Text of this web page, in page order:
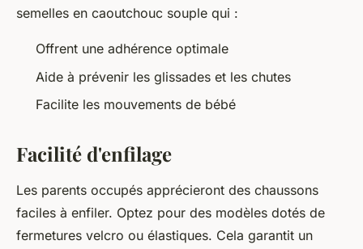
semelles en caoutchouc souple qui :
Offrent une adhérence optimale
Aide à prévenir les glissades et les chutes
Facilite les mouvements de bébé
Facilité d'enfilage
Les parents occupés apprécieront des chaussons
faciles à enfiler. Optez pour des modèles dotés de
fermetures velcro ou élastiques. Cela garantit un